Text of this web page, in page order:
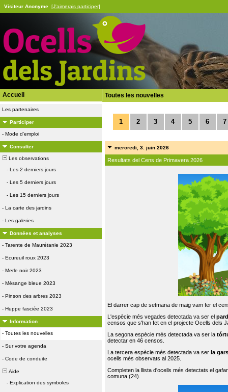
Visiteur Anonyme [J'aimerais participer]
Accueil
Les partenaires
Participer
- Mode d'emploi
Consulter
Les observations
- Les 2 derniers jours
- Les 5 derniers jours
- Les 15 derniers jours
- La carte des jardins
- Les galeries
Données et analyses
- Tarente de Maurétanie 2023
- Ecureuil roux 2023
- Merle noir 2023
- Mésange bleue 2023
- Pinson des arbres 2023
- Huppe fasciée 2023
Information
- Toutes les nouvelles
- Sur votre agenda
- Code de conduite
Aide
- Explication des symboles
Toutes les nouvelles
1 2 3 4 5 6 7
mercredi, 3. juin 2026
Resultats del Cens de Primavera 2026
El darrer cap de setmana de maig vam fer el
L'espècie més vegades detectada va ser el
censos que s'han fet en el projecte Ocells dels
La segona espècie més detectada va ser la
detectar en 46 censos.
La tercera espècie més detectada va ser la
ocells més observats al 2025.
Completen la llista d'ocells més detectats el
comuna (24).